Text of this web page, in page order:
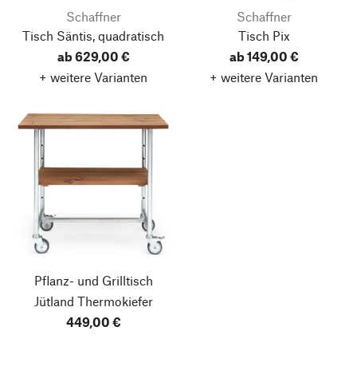
Schaffner
Tisch Säntis, quadratisch
ab 629,00 €
+ weitere Varianten
Schaffner
Tisch Pix
ab 149,00 €
+ weitere Varianten
Pflanz- und Grilltisch
Jütland Thermokiefer
449,00 €